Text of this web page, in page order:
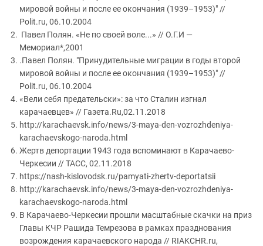
мировой войны и после ее окончания (1939–1953)" //
Polit.ru, 06.10.2004
Павел Полян. «Не по своей воле...» // О.Г.И —
Мемориал*,2001
.Павел Полян. "Принудительные миграции в годы второй
мировой войны и после ее окончания (1939–1953)" //
Polit.ru, 06.10.2004
«Вели себя предательски»: за что Сталин изгнал
карачаевцев» // Газета.Ru,02.11.2018
http://karachaevsk.info/news/3-maya-den-vozrozhdeniya-
karachaevskogo-naroda.html
Жертв депортации 1943 года вспоминают в Карачаево-
Черкесии // ТАСС, 02.11.2018
https://nash-kislovodsk.ru/pamyati-zhertv-deportatsii
http://karachaevsk.info/news/3-maya-den-vozrozhdeniya-
karachaevskogo-naroda.html
В Карачаево-Черкесии прошли масштабные скачки на приз
Главы КЧР Рашида Темрезова в рамках празднования
возрождения карачаевского народа // RIAKCHR.ru,